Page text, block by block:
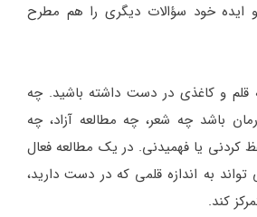
ایده خود سؤالات دیگری را هم مطرح
قلم و کاغذی در دست داشته باشید. چه
باشد چه شعر، چه مطالعه آزاد، چه
کردنی یا فهمیدنی. در یک مطالعه فعال
به اندازه قلمی که در دست دارید،
کند.